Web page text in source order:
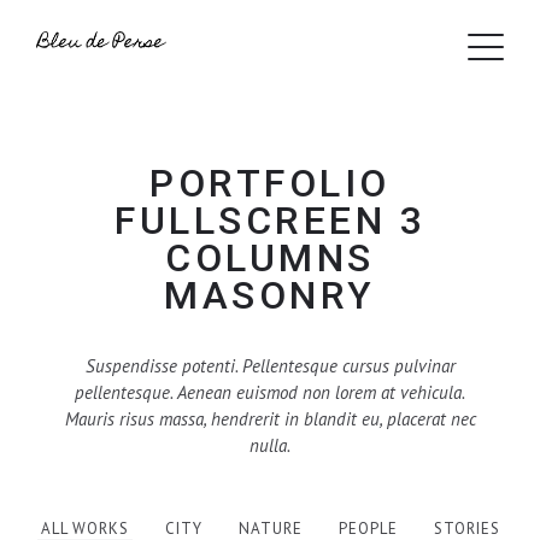
PORTFOLIO
FULLSCREEN 3
COLUMNS
MASONRY
Suspendisse potenti. Pellentesque cursus pulvinar
pellentesque. Aenean euismod non lorem at vehicula.
Mauris risus massa, hendrerit in blandit eu, placerat nec
nulla.
ALL WORKS CITY NATURE PEOPLE STORIES